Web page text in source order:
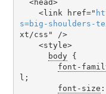
    <link href="
s=big-shoulders-
xt/css" />
body {
font-
l;
font-size